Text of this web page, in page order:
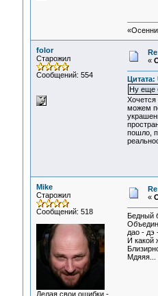
folor
Старожил
Сообщений: 554
«
Ну еще
Хочется
можем
пошло,
Mike
Старожил
Сообщений: 518
Делая свои ошибки -
«
Бедный
дао - дэ
И какой
Мдяяя...